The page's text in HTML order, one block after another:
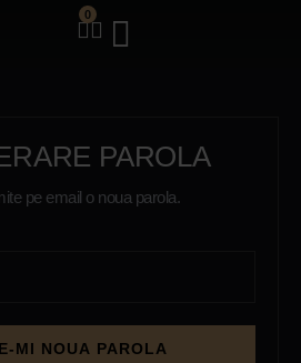
0
PAROLA
pe email o noua parola.
MI NOUA PAROLA